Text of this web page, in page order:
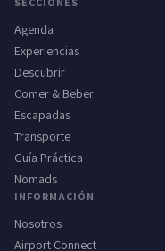
Agenda
Experiencias
Descubrir
Comer & Beber
Escapadas
Transporte
Guía Práctica
Nomads
INFORMACIÓN
Nosotros
Airport Connect